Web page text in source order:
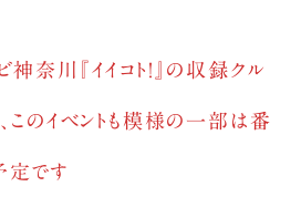
川『イイコト！』の収録クル
このイベントも模様の一部は番
定です